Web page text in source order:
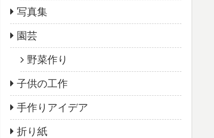
写真集
園芸
野菜作り
子供の工作
手作りアイデア
折り紙